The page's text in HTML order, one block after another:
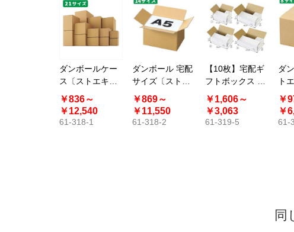
ダンボールケー
ス〔ストエキオ
リジナル〕
￥836～
￥12,540
61-318-1
ダンボール 宅配
サイズ〔ストエ
キオリジナル〕
￥869～
￥11,550
61-318-2
【10枚】宅配ギ
フトボックス お
しゃれな段ボー
ル箱 白
￥1,606～
￥3,063
61-319-5
ダ
ト
ル〕
￥
￥
61-
同